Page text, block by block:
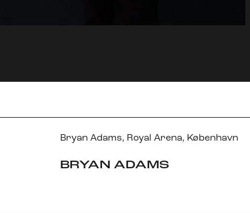
Bryan Adams, Royal Arena, København
BRYAN ADAMS